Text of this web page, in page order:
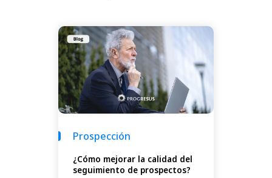
Prospección
¿Cómo mejorar la calidad del
seguimiento de prospectos?